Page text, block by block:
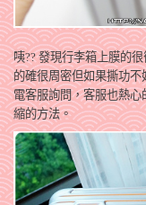
咦?? 發現行李箱上膜的
的確很周密但如果撕功
電客服詢問，客服也熱
縮的方法。